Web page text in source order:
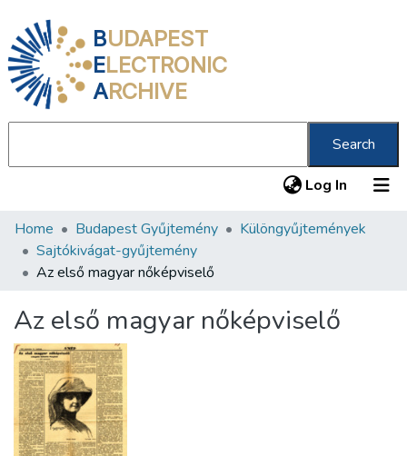
BUDAPEST
ELECTRONIC
ARCHIVE
Search
Log In (current)
Communities & Collections
All of DSpace
About us
Home Budapest Gyűjtemény
Különgyűjtemények
Sajtókivágat-gyűjtemény
Az első magyar nőképviselő
Az első magyar nőképviselő